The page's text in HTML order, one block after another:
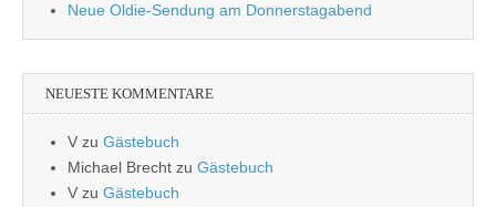
Neue Oldie-Sendung am Donnerstagabend
NEUESTE KOMMENTARE
V zu Gästebuch
Michael Brecht zu Gästebuch
Vzu Gästebuch